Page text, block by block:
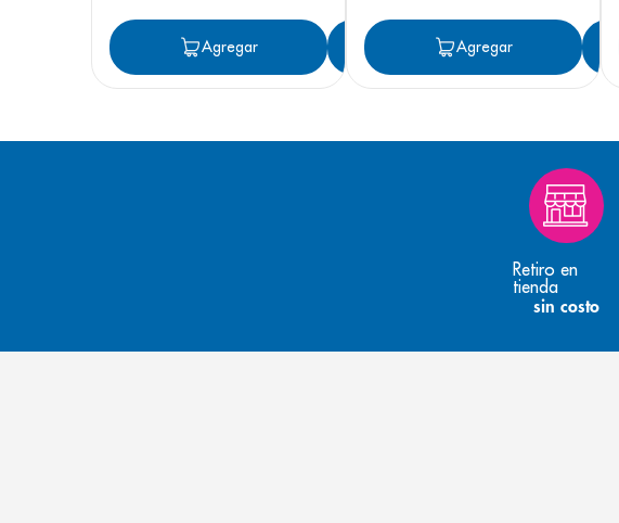
Agregar AgregarAgregar
Retiro en
tienda
sin costo